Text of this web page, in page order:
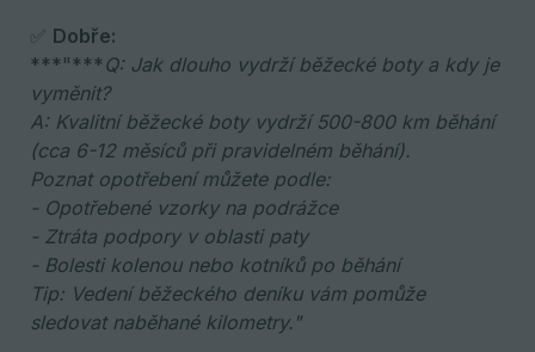
✅ Dobře:
***"*** Q: Jak dlouho vydrží běžecké boty a kdy je
vyměnit?
A: Kvalitní běžecké boty vydrží 500-800 km běhání
(cca 6-12 měsíců při pravidelném běhání).
Poznat opotřebení můžete podle:
- Opotřebené vzorky na podrážce
- Ztráta podpory v oblasti paty
- Bolesti kolenou nebo kotníků po běhání
Tip: Vedení běžeckého deníku vám pomůže
sledovat naběhané kilometry."